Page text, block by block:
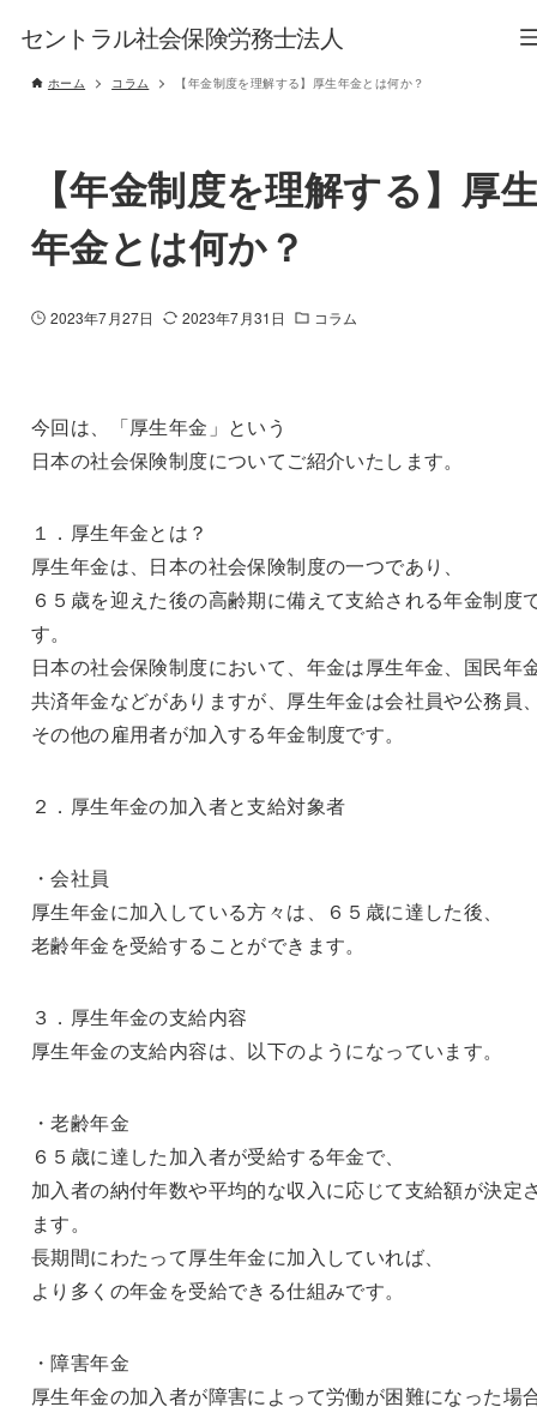
セントラル社会保険労務士法人
ホーム コラム 【年金制度を理解する】厚生年金とは何か？
【年金制度を理解する】厚
年金とは何か？
2023年7月27日 2023年7月31日 コラム
今回は、「厚生年金」という
日本の社会保険制度についてご紹介いたします。
１．厚生年金とは？
厚生年金は、日本の社会保険制度の一つであり、
６５歳を迎えた後の高齢期に備えて支給される年金制度
す。
日本の社会保険制度において、年金は厚生年金、国民年
共済年金などがありますが、厚生年金は会社員や公務員
その他の雇用者が加入する年金制度です。
２．厚生年金の加入者と支給対象者
・会社員
厚生年金に加入している方々は、６５歳に達した後、
老齢年金を受給することができます。
３．厚生年金の支給内容
厚生年金の支給内容は、以下のようになっています。
・老齢年金
６５歳に達した加入者が受給する年金で、
加入者の納付年数や平均的な収入に応じて支給額が決定
ます。
長期間にわたって厚生年金に加入していれば、
より多くの年金を受給できる仕組みです。
・障害年金
厚生年金の加入者が障害によって労働が困難になった場